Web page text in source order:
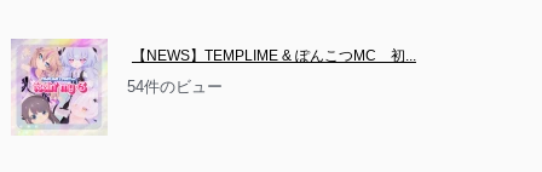
【NEWS】TEMPLIME & ぽんこつMC　初...
54件のビュー